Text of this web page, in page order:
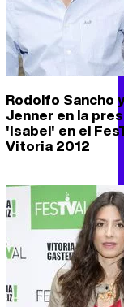
Rodolfo Sancho
Jenner en la
'Isabel' en el
Vitoria 2012